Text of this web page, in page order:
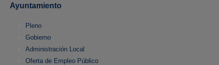
Ayuntamiento
Pleno
Gobierno
Administración Local
Oferta de Empleo Público